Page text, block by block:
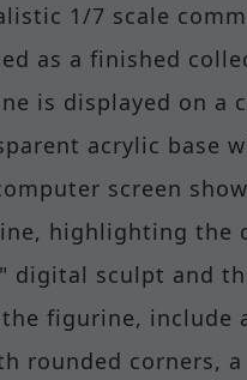
1/7 scale
as a finished
is displayed on a
acrylic base
screen
highlighting the
digital sculpt and
figurine, include
rounded corners,